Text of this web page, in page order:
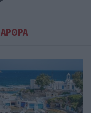
ΑΡΘΡΑ